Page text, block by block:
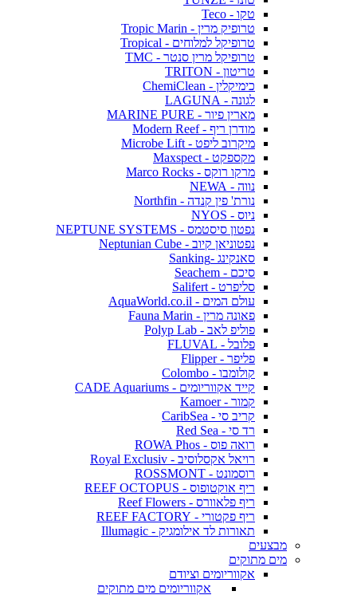
טקו - Teco
טרופיק מרין - Tropic Marin
טרופיקל למלוחים - Tropical
טרופיקל מרין סנטר - TMC
טריטון - TRITON
כימיקלין - ChemiClean
לגונה - LAGUNA
מארין פיור - MARINE PURE
מודרן ריף - Modern Reef
מיקרוב ליפט - Microbe Lift
מקספקט - Maxspect
מרקו רוקס - Marco Rocks
נווה - NEWA
נורת' פין קנדה - Northfin
ניוס - NYOS
נפטון סיסטמס - NEPTUNE SYSTEMS
נפטוניאן קיוב - Neptunian Cube
סאנקינג -Sanking
סיכם - Seachem
סליפרט - Salifert
עולם המים - AquaWorld.co.il
פאונה מרין - Fauna Marin
פוליפ לאב - Polyp Lab
פלובל - FLUVAL
פליפר - Flipper
קולומבו - Colombo
קייד אקווריומים - CADE Aquariums
קמור - Kamoer
קריב סי - CaribSea
רד סי - Red Sea
רואה פוס - ROWA Phos
רויאל אקסלוסיב - Royal Exclusiv
רוסמונט - ROSSMONT
ריף אוקטופוס - REEF OCTOPUS
ריף פלאוורס - Reef Flowers
ריף פקטורי - REEF FACTORY
תאורות לד אילומגיק - Illumagic
מבצעים
מים מתוקים
אקווריומים וציודם
אקווריומים מים מתוקים